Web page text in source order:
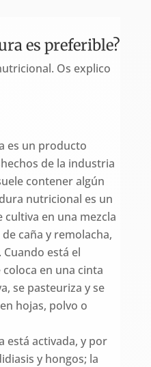
es preferible?
Os explico
es un producto
de la industria
contener algún
nutricional es un
en una mezcla
caña y remolacha,
está el
en una cinta
se pasteuriza y se
hojas, polvo o
está activada, y por
y hongos; la